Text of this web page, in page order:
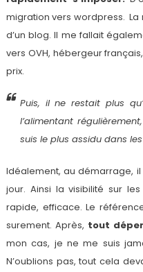
migration vers wordpress.
d’un blog. Il me fallait
vers OVH, hébergeur
prix.
Puis, il ne restait plus
l’alimentant
suis le plus assidu dans
Idéalement, au démarrage,
jour. Ainsi la visibilité sur
rapide, efficace. Le
surement. Après, tout
mon cas, je ne me suis
N’oublions pas, tout cela